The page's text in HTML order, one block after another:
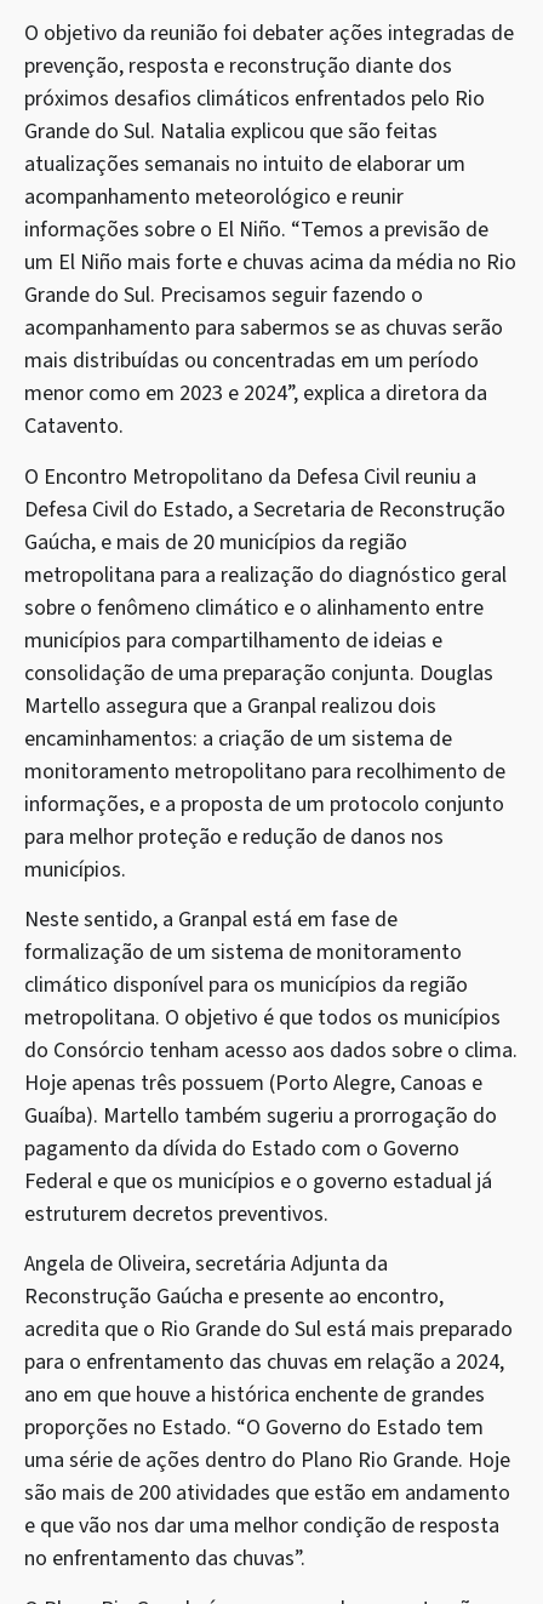
O objetivo da reunião foi debater ações integradas de
prevenção, resposta e reconstrução diante dos
próximos desafios climáticos enfrentados pelo Rio
Grande do Sul. Natalia explicou que são feitas
atualizações semanais no intuito de elaborar um
acompanhamento meteorológico e reunir
informações sobre o El Niño. “Temos a previsão de
um El Niño mais forte e chuvas acima da média no Rio
Grande do Sul. Precisamos seguir fazendo o
acompanhamento para sabermos se as chuvas serão
mais distribuídas ou concentradas em um período
menor como em 2023 e 2024”, explica a diretora da
Catavento.
O Encontro Metropolitano da Defesa Civil reuniu a
Defesa Civil do Estado, a Secretaria de Reconstrução
Gaúcha, e mais de 20 municípios da região
metropolitana para a realização do diagnóstico geral
sobre o fenômeno climático e o alinhamento entre
municípios para compartilhamento de ideias e
consolidação de uma preparação conjunta. Douglas
Martello assegura que a Granpal realizou dois
encaminhamentos: a criação de um sistema de
monitoramento metropolitano para recolhimento de
informações, e a proposta de um protocolo conjunto
para melhor proteção e redução de danos nos
municípios.
Neste sentido, a Granpal está em fase de
formalização de um sistema de monitoramento
climático disponível para os municípios da região
metropolitana. O objetivo é que todos os municípios
do Consórcio tenham acesso aos dados sobre o clima.
Hoje apenas três possuem (Porto Alegre, Canoas e
Guaíba). Martello também sugeriu a prorrogação do
pagamento da dívida do Estado com o Governo
Federal e que os municípios e o governo estadual já
estruturem decretos preventivos.
Angela de Oliveira, secretária Adjunta da
Reconstrução Gaúcha e presente ao encontro,
acredita que o Rio Grande do Sul está mais preparado
para o enfrentamento das chuvas em relação a 2024,
ano em que houve a histórica enchente de grandes
proporções no Estado. “O Governo do Estado tem
uma série de ações dentro do Plano Rio Grande. Hoje
são mais de 200 atividades que estão em andamento
e que vão nos dar uma melhor condição de resposta
no enfrentamento das chuvas”.